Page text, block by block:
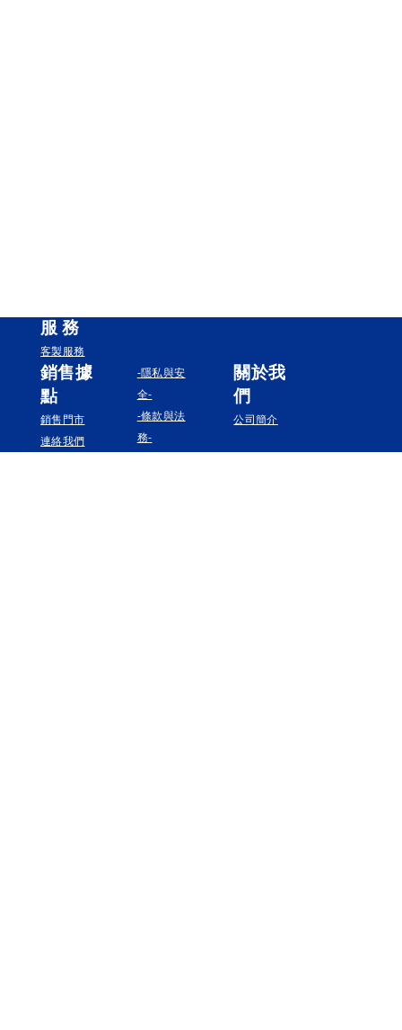
服 務
客製服務
銷售據
點
銷售門市
連絡我們
-隱私與安
全-
-條款與法
務-
關於我
們
公司簡介